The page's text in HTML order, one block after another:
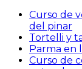
Curso de
del pinar
Tortelli y
Parma en
Curso de